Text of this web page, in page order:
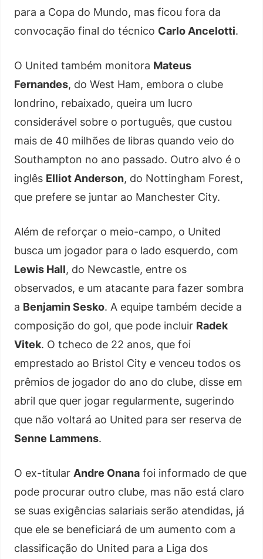
para a Copa do Mundo, mas ficou fora da
convocação final do técnico Carlo Ancelotti.
O United também monitora Mateus
Fernandes, do West Ham, embora o clube
londrino, rebaixado, queira um lucro
considerável sobre o português, que custou
mais de 40 milhões de libras quando veio do
Southampton no ano passado. Outro alvo é o
inglês Elliot Anderson, do Nottingham Forest,
que prefere se juntar ao Manchester City.
Além de reforçar o meio-campo, o United
busca um jogador para o lado esquerdo, com
Lewis Hall, do Newcastle, entre os
observados, e um atacante para fazer sombra
a Benjamin Sesko. A equipe também decide a
composição do gol, que pode incluir Radek
Vitek. O tcheco de 22 anos, que foi
emprestado ao Bristol City e venceu todos os
prêmios de jogador do ano do clube, disse em
abril que quer jogar regularmente, sugerindo
que não voltará ao United para ser reserva de
Senne Lammens.
O ex-titular Andre Onana foi informado de que
pode procurar outro clube, mas não está claro
se suas exigências salariais serão atendidas, já
que ele se beneficiará de um aumento com a
classificação do United para a Liga dos